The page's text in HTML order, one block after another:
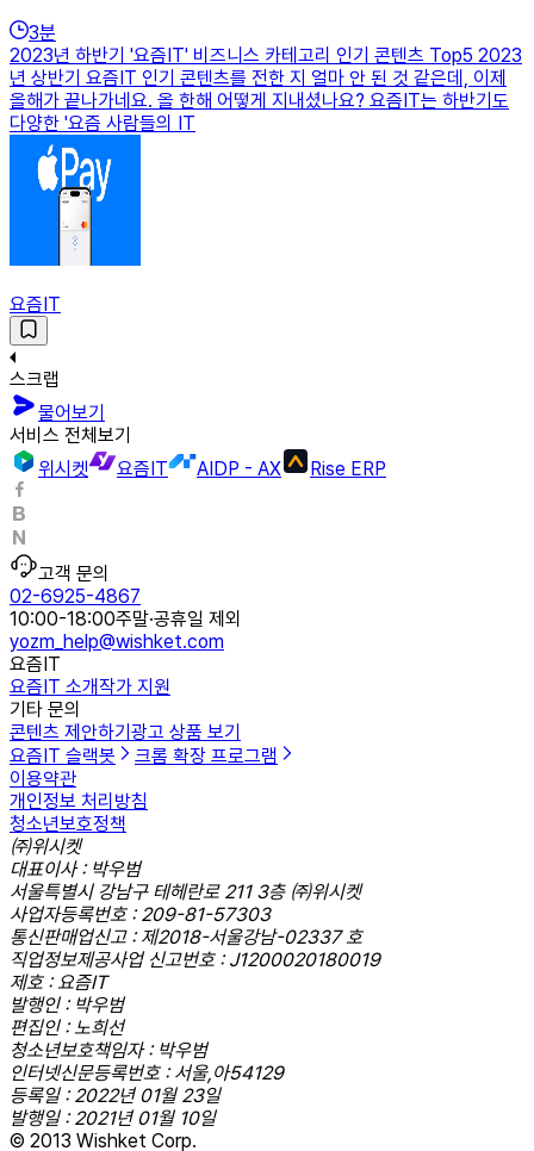
3분
2023년 하반기 '요즘IT' 비즈니스 카테고리 인기 콘텐츠 Top5 2023
년 상반기 요즘IT 인기 콘텐츠를 전한 지 얼마 안 된 것 같은데, 이제
올해가 끝나가네요. 올 한해 어떻게 지내셨나요? 요즘IT는 하반기도
다양한 '요즘 사람들의 IT
요즘IT
스크랩
물어보기
서비스 전체보기
위시켓
요즘IT AIDP - AX Rise ERP
고객 문의
02-6925-4867
10:00-18:00주말·공휴일 제외
yozm_help@wishket.com
요즘IT
요즘IT 소개작가 지원
기타 문의
콘텐츠 제안하기 광고 상품 보기
요즘IT 슬랙봇
크롬 확장 프로그램
이용약관
개인정보 처리방침
청소년보호정책
㈜위시켓
대표이사 : 박우범
서울특별시 강남구 테헤란로 211 3층 ㈜위시켓
사업자등록번호 : 209-81-57303
통신판매업신고 : 제2018-서울강남-02337 호
직업정보제공사업 신고번호 : J1200020180019
제호 : 요즘IT
발행인 : 박우범
편집인 : 노희선
청소년보호책임자 : 박우범
인터넷신문등록번호 : 서울,아54129
등록일 : 2022년 01월 23일
발행일 : 2021년 01월 10일
© 2013 Wishket Corp.